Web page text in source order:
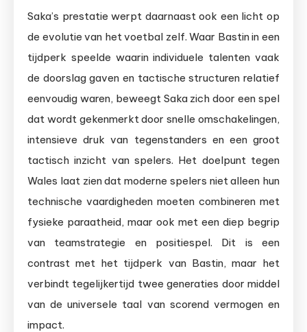
Saka’s prestatie werpt daarnaast ook een licht op
de evolutie van het voetbal zelf. Waar Bastin in een
tijdperk speelde waarin individuele talenten vaak
de doorslag gaven en tactische structuren relatief
eenvoudig waren, beweegt Saka zich door een spel
dat wordt gekenmerkt door snelle omschakelingen,
intensieve druk van tegenstanders en een groot
tactisch inzicht van spelers. Het doelpunt tegen
Wales laat zien dat moderne spelers niet alleen hun
technische vaardigheden moeten combineren met
fysieke paraatheid, maar ook met een diep begrip
van teamstrategie en positiespel. Dit is een
contrast met het tijdperk van Bastin, maar het
verbindt tegelijkertijd twee generaties door middel
van de universele taal van scorend vermogen en
impact.